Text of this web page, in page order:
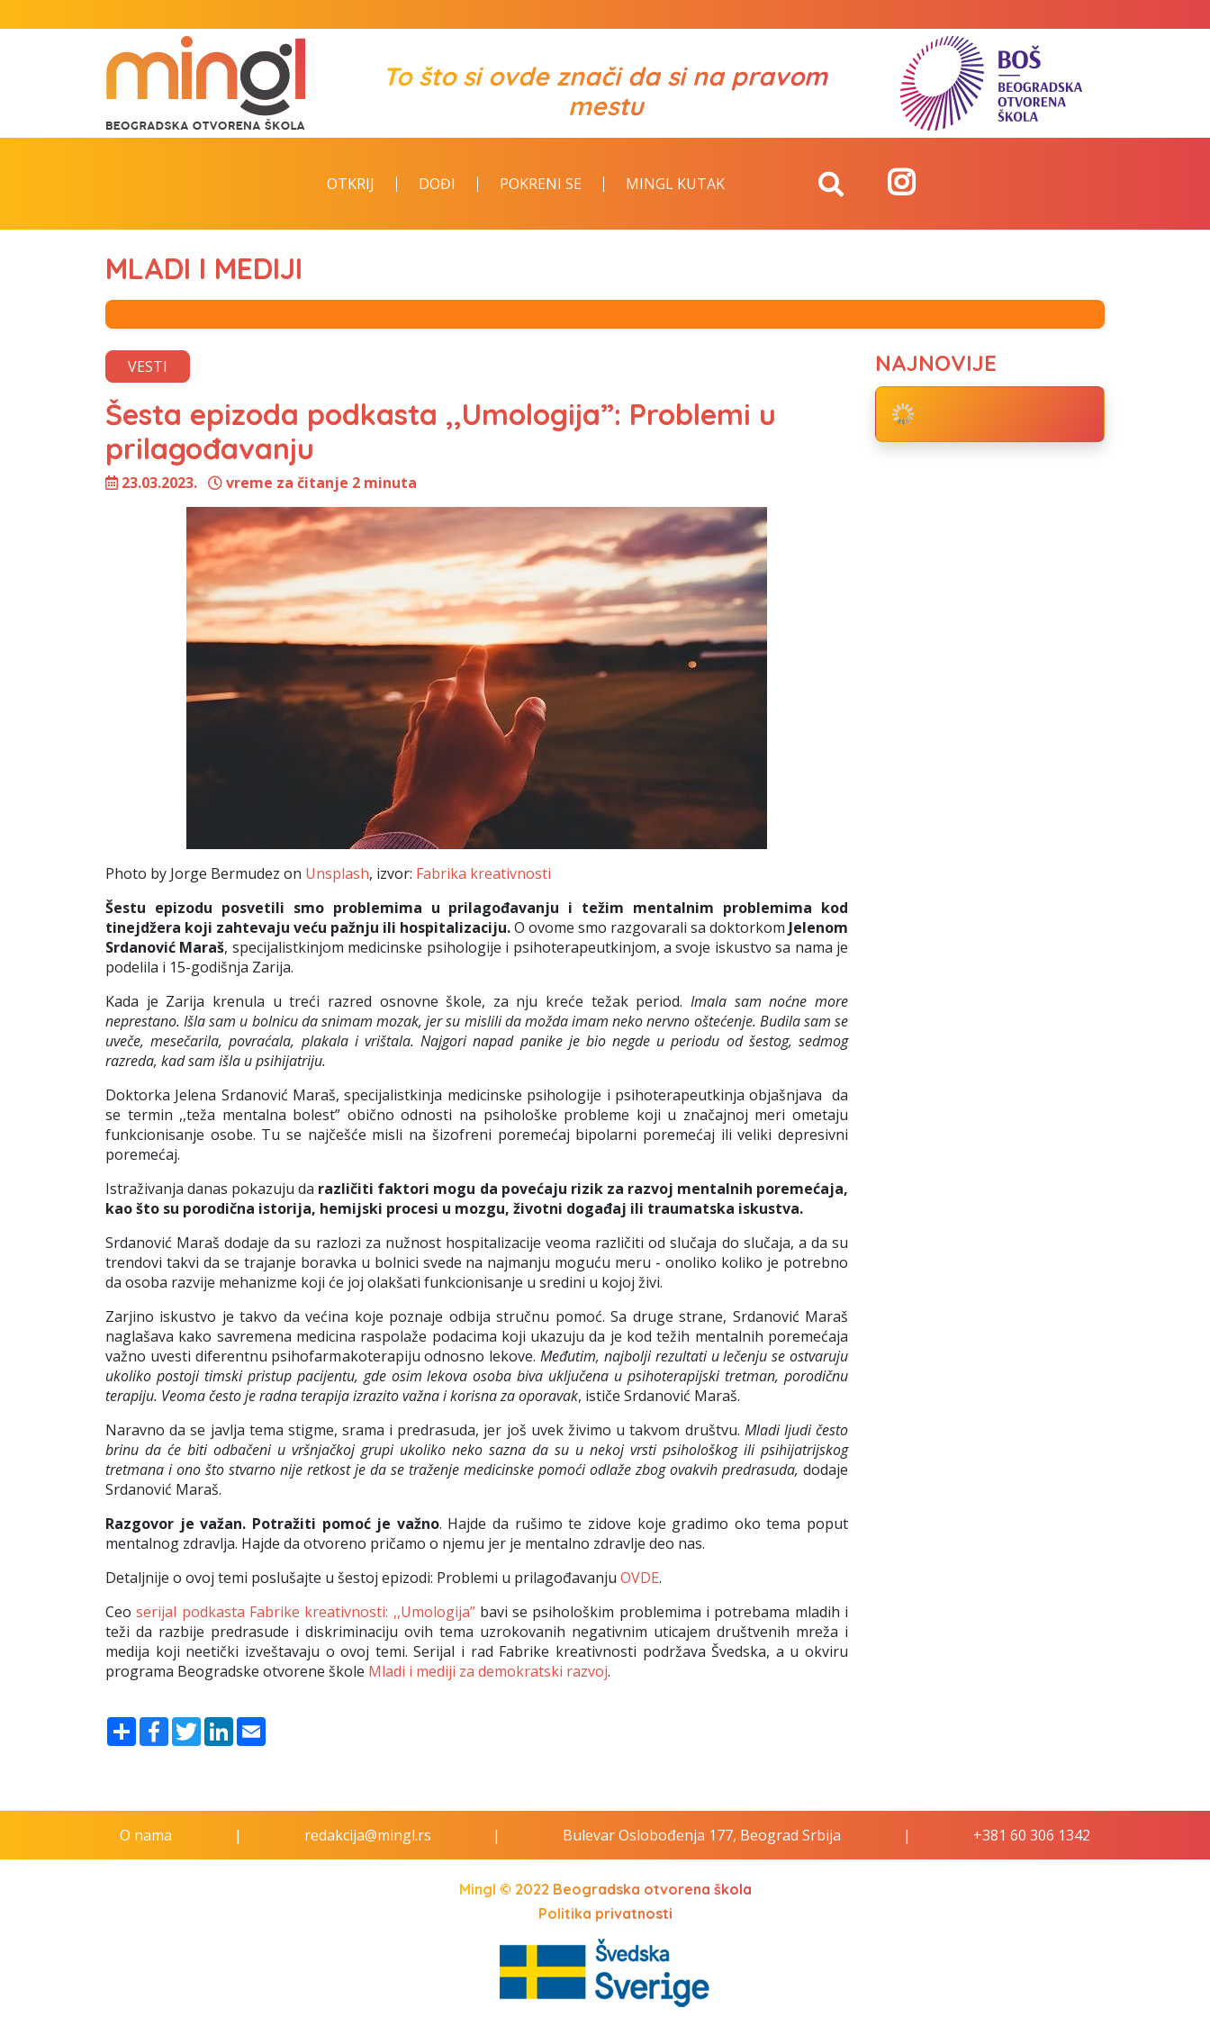
To što si ovde znači da si na pravom
mestu
OTKRIJ DOĐI POKRENI SE MINGL KUTAK
MLADI I MEDIJI
VESTI
Šesta epizoda podkasta ,,Umologija”: Problemi u
prilagođavanju
23.03.2023. vreme za čitanje 2 minuta
Photo by Jorge Bermudez on Unsplash, izvor: Fabrika kreativnosti
Šestu epizodu posvetili smo problemima u prilagođavanju i težim mentalnim problemima kod
tinejdžera koji zahtevaju veću pažnju ili hospitalizaciju.O ovome smo razgovarali sa doktorkom Jelenom
Srdanović Maraš, specijalistkinjom medicinske psihologije i psihoterapeutkinjom, a svoje iskustvo sa nama je
podelila i 15-godišnja Zarija.
Kada je Zarija krenula u treći razred osnovne škole, za nju kreće težak period.Imala sam noćne more
neprestano. Išla sam u bolnicu da snimam mozak, jer su mislili da možda imam neko nervno oštećenje. Budila sam se
uveče, mesečarila, povraćala, plakala i vrištala. Najgori napad panike je bio negde u periodu od šestog, sedmog
razreda, kad sam išla u psihijatriju.
Doktorka Jelena Srdanović Maraš, specijalistkinja medicinske psihologije i psihoterapeutkinja objašnjava da
se termin ,,teža mentalna bolest” obično odnosti na psihološke probleme koji u značajnoj meri ometaju
funkcionisanje osobe. Tu se najčešće misli na šizofreni poremećaj bipolarni poremećaj ili veliki depresivni
poremećaj.
Istraživanja danas pokazuju da različiti faktori mogu da povećaju rizik za razvoj mentalnih poremećaja,
kao što su porodična istorija, hemijski procesi u mozgu, životni događaj ili traumatska iskustva.
Srdanović Maraš dodaje da su razlozi za nužnost hospitalizacije veoma različiti od slučaja do slučaja, a da su
trendovi takvi da se trajanje boravka u bolnici svede na najmanju moguću meru - onoliko koliko je potrebno
da osoba razvije mehanizme koji će joj olakšati funkcionisanje u sredini u kojoj živi.
Zarjino iskustvo je takvo da većina koje poznaje odbija stručnu pomoć. Sa druge strane, Srdanović Maraš
naglašava kako savremena medicina raspolaže podacima koji ukazuju da je kod težih mentalnih poremećaja
važno uvesti diferentnu psihofarmakoterapiju odnosno lekove. Međutim, najbolji rezultati u lečenju se ostvaruju
ukoliko postoji timski pristup pacijentu, gde osim lekova osoba biva uključena u psihoterapijski tretman, porodičnu
terapiju. Veoma često je radna terapija izrazito važna i korisna za oporavak, ističe Srdanović Maraš.
Naravno da se javlja tema stigme, srama i predrasuda, jer još uvek živimo u takvom društvu. Mladi ljudi često
brinu da će biti odbačeni u vršnjačkoj grupi ukoliko neko sazna da su u nekoj vrsti psihološkog ili psihijatrijskog
tretmana i ono što stvarno nije retkost je da se traženje medicinske pomoći odlaže zbog ovakvih predrasuda, dodaje
Srdanović Maraš.
Razgovor je važan. Potražiti pomoć je važno. Hajde da rušimo te zidove koje gradimo oko tema poput
mentalnog zdravlja. Hajde da otvoreno pričamo o njemu jer je mentalno zdravlje deo nas.
Detaljnije o ovoj temi poslušajte u šestoj epizodi: Problemi u prilagođavanju OVDE.
Ceoserijal podkasta Fabrike kreativnosti: ,,Umologija”bavi se psihološkim problemima i potrebama mladih i
teži da razbije predrasude i diskriminaciju ovih tema uzrokovanih negativnim uticajem društvenih mreža i
medija koji neetički izveštavaju o ovoj temi. Serijal i rad Fabrike kreativnosti podržava Švedska, a u okviru
programa Beogradske otvorene škole Mladi i mediji za demokratski razvoj.
ShareFacebook
TwitterLinkedIn
NAJNOVIJE
O nama | redakcija@mingl.rs | Bulevar Oslobođenja 177, Beograd Srbija | +381 60 306 1342
Mingl © 2022 Beogradska otvorena škola
Politika privatnosti